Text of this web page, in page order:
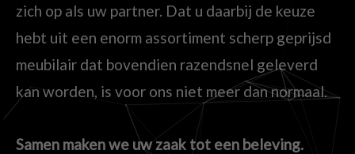
zich op als uw partner. Dat u daarbij de keuze
hebt uit een enorm assortiment scherp geprijsd
meubilair dat bovendien razendsnel geleverd
kan worden, is voor ons niet meer dan normaal.
Samen maken we uw zaak tot een beleving.